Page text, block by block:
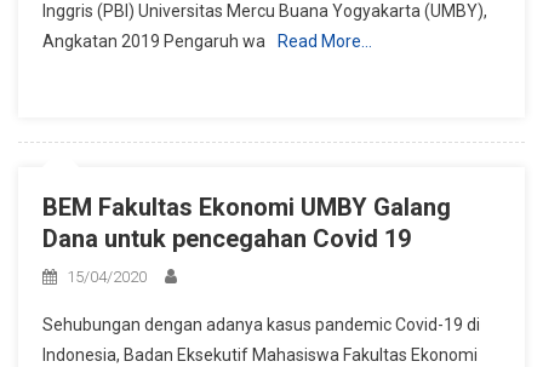
Di
Tengah
Inggris (PBI) Universitas Mercu Buana Yogyakarta (UMBY),
Angkatan 2019 Pengaruh wa
Read More…
BEM Fakultas Ekonomi UMBY Galang
Dana untuk pencegahan Covid 19
15/04/2020
Sehubungan dengan adanya kasus pandemic Covid-19 di
Indonesia, Badan Eksekutif Mahasiswa Fakultas Ekonomi